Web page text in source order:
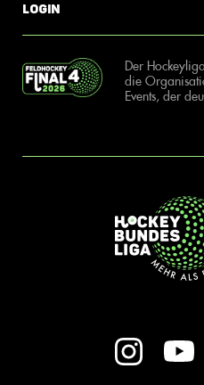
Login
Der
die
Events, der